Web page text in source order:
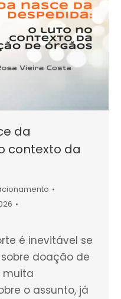
da
contexto da
é inevitável se
doação de
muita
o assunto, já